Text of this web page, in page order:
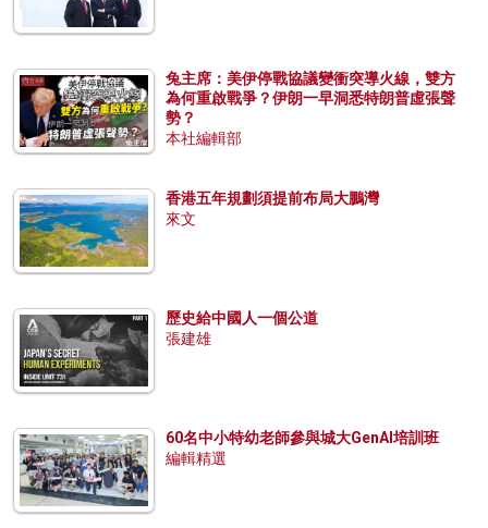
兔主席：美伊停戰協議變衝突導火線，雙方
為何重啟戰爭？伊朗一早洞悉特朗普虛張聲
勢？
本社編輯部
香港五年規劃須提前布局大鵬灣
來文
歷史給中國人一個公道
張建雄
60名中小特幼老師參與城大GenAI培訓班
編輯精選